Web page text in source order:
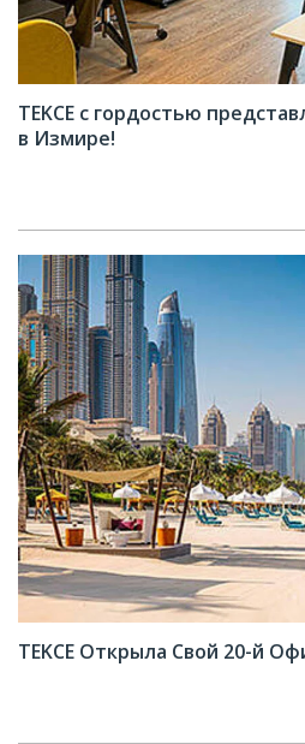
TEKCE с гордостью
в Измире!
TEKCE Открыла Свой 20-й